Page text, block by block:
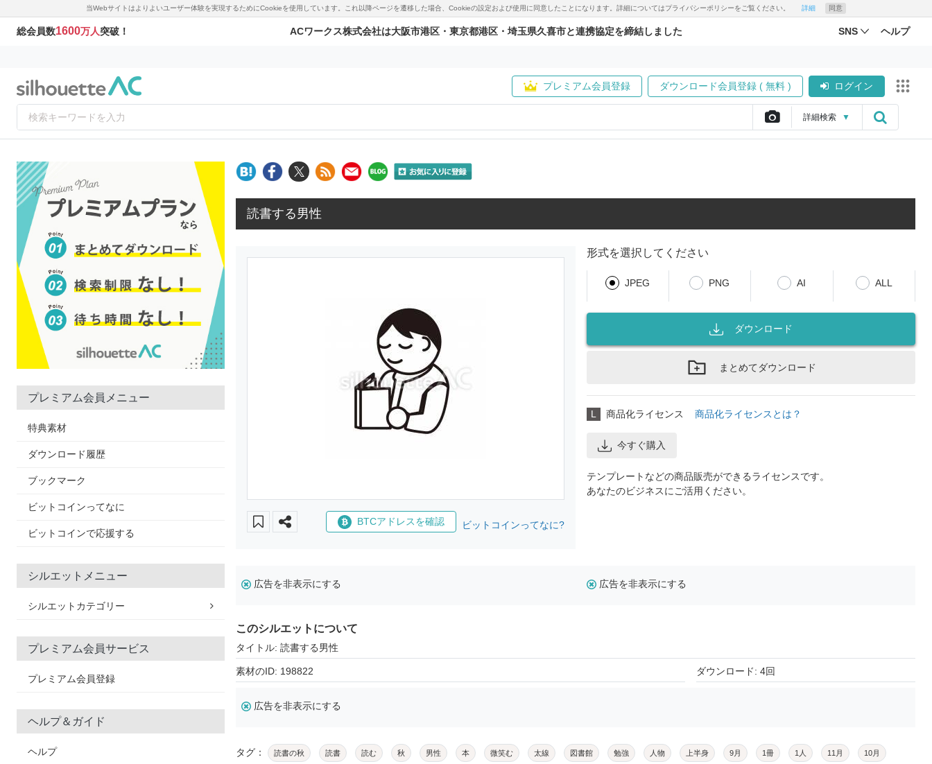
当Webサイトはよりよいユーザー体験を実現するためにCookieを使用しています。これ以降ページを遷移した場合、Cookieの設定および使用に同意したことになります。詳細についてはプライバシーポリシーをご覧ください。 詳細 同意
総会員数1600万人突破！ ACワークス株式会社は大阪市港区・東京都港区・埼玉県久喜市と連携協定を締結しました SNS ヘルプ
プレミアム会員登録 ダウンロード会員登録 ( 無料 ) ログイン
詳細検索 ▼
プレミアム会員メニュー
特典素材
ダウンロード履歴
ブックマーク
ビットコインってなに
ビットコインで応援する
シルエットメニュー
シルエットカテゴリー
プレミアム会員サービス
プレミアム会員登録
ヘルプ＆ガイド
ヘルプ
読書する男性
BTCアドレスを確認 ビットコインってなに?
形式を選択してください
JPEG PNG AI ALL
ダウンロード
まとめてダウンロード
L 商品化ライセンス 商品化ライセンスとは？
今すぐ購入
テンプレートなどの商品販売ができるライセンスです。
あなたのビジネスにご活用ください。
広告を非表示にする 広告を非表示にする
このシルエットについて
タイトル: 読書する男性
素材のID: 198822 ダウンロード: 4回
広告を非表示にする
タグ： 読書の秋 読書 読む 秋 男性 本 微笑む 太線 図書館 勉強 人物 上半身 9月 1冊 1人 11月 10月